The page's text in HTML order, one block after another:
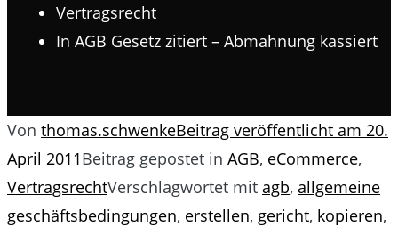
Vertragsrecht
In AGB Gesetz zitiert – Abmahnung kassiert
Von thomas.schwenkeBeitrag veröffentlicht am 20.
April 2011Beitrag gepostet in AGB, eCommerce,
VertragsrechtVerschlagwortet mit agb, allgemeine
geschäftsbedingungen, erstellen, gericht, kopieren,